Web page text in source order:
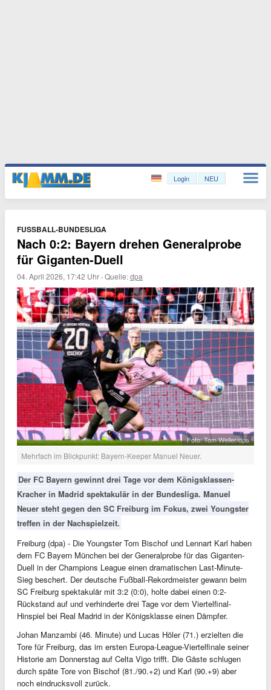
Login NEU
FUSSBALL-BUNDESLIGA
Nach 0:2: Bayern drehen Generalprobe
für Giganten-Duell
04. April 2026, 17:42 Uhr ·Quelle:dpa
Foto: Tom Weller/dpa
Mehrfach im Blickpunkt: Bayern-Keeper Manuel Neuer.
Der FC Bayern gewinnt drei Tage vor dem Königsklassen-
Kracher in Madrid spektakulär in der Bundesliga. Manuel
Neuer steht gegen den SC Freiburg im Fokus, zwei Youngster
treffen in der Nachspielzeit.
Freiburg (dpa) - Die Youngster Tom Bischof und Lennart Karl haben
dem FC Bayern München bei der Generalprobe für das Giganten-
Duell in der Champions League einen dramatischen Last-Minute-
Sieg beschert. Der deutsche Fußball-Rekordmeister gewann beim
SC Freiburg spektakulär mit 3:2 (0:0), holte dabei einen 0:2-
Rückstand auf und verhinderte drei Tage vor dem Viertelfinal-
Hinspiel bei Real Madrid in der Königsklasse einen Dämpfer.
Johan Manzambi (46. Minute) und Lucas Höler (71.) erzielten die
Tore für Freiburg, das im ersten Europa-League-Viertelfinale seiner
Historie am Donnerstag auf Celta Vigo trifft. Die Gäste schlugen
durch späte Tore von Bischof (81./90.+2) und Karl (90.+9) aber
noch eindrucksvoll zurück.